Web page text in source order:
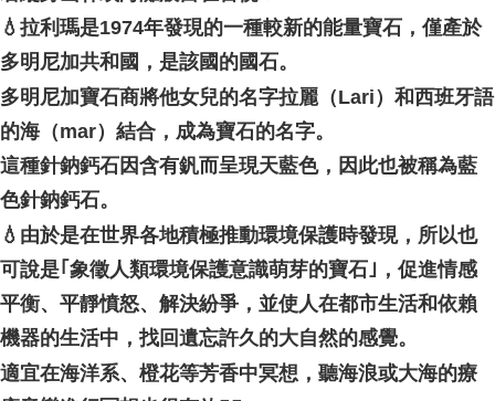
💧拉利瑪是1974年發現的一種較新的能量寶石，僅產於
多明尼加共和國，是該國的國石。
多明尼加寶石商將他女兒的名字拉麗（Lari）和西班牙語
的海（mar）結合，成為寶石的名字。
這種針鈉鈣石因含有釩而呈現天藍色，因此也被稱為藍
色針鈉鈣石。
💧由於是在世界各地積極推動環境保護時發現，所以也
可說是｢象徵人類環境保護意識萌芽的寶石｣，促進情感
平衡、平靜憤怒、解決紛爭，並使人在都市生活和依賴
機器的生活中，找回遺忘許久的大自然的感覺。
適宜在海洋系、橙花等芳香中冥想，聽海浪或大海的療